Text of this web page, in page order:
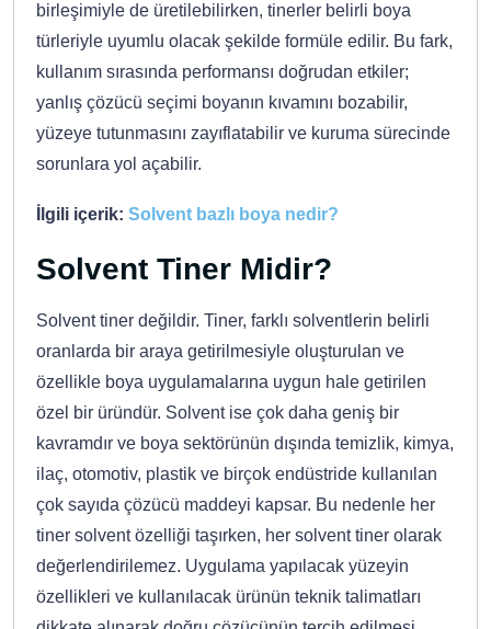
birleşimiyle de üretilebilirken, tinerler belirli boya
türleriyle uyumlu olacak şekilde formüle edilir. Bu fark,
kullanım sırasında performansı doğrudan etkiler;
yanlış çözücü seçimi boyanın kıvamını bozabilir,
yüzeye tutunmasını zayıflatabilir ve kuruma sürecinde
sorunlara yol açabilir.
İlgili içerik: Solvent bazlı boya nedir?
Solvent Tiner Midir?
Solvent tiner değildir. Tiner, farklı solventlerin belirli
oranlarda bir araya getirilmesiyle oluşturulan ve
özellikle boya uygulamalarına uygun hale getirilen
özel bir üründür. Solvent ise çok daha geniş bir
kavramdır ve boya sektörünün dışında temizlik, kimya,
ilaç, otomotiv, plastik ve birçok endüstride kullanılan
çok sayıda çözücü maddeyi kapsar. Bu nedenle her
tiner solvent özelliği taşırken, her solvent tiner olarak
değerlendirilemez. Uygulama yapılacak yüzeyin
özellikleri ve kullanılacak ürünün teknik talimatları